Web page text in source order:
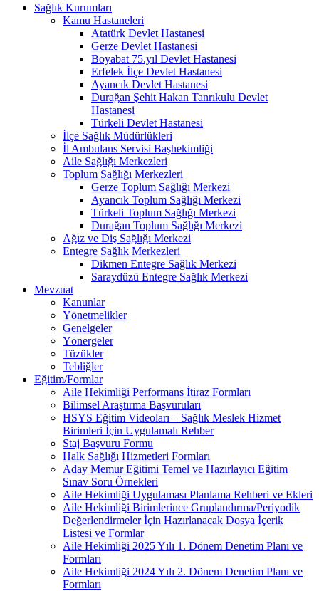
Sağlık Kurumları
Kamu Hastaneleri
Atatürk Devlet Hastanesi
Gerze Devlet Hastanesi
Boyabat 75.yıl Devlet Hastanesi
Erfelek İlçe Devlet Hastanesi
Ayancık Devlet Hastanesi
Durağan Şehit Hakan Tanrıkulu Devlet
Hastanesi
Türkeli Devlet Hastanesi
İlçe Sağlık Müdürlükleri
İl Ambulans Servisi Başhekimliği
Aile Sağlığı Merkezleri
Toplum Sağlığı Merkezleri
Gerze Toplum Sağlığı Merkezi
Ayancık Toplum Sağlığı Merkezi
Türkeli Toplum Sağlığı Merkezi
Durağan Toplum Sağlığı Merkezi
Ağız ve Diş Sağlığı Merkezi
Entegre Sağlık Merkezleri
Dikmen Entegre Sağlık Merkezi
Saraydüzü Entegre Sağlık Merkezi
Mevzuat
Kanunlar
Yönetmelikler
Genelgeler
Yönergeler
Tüzükler
Tebliğler
Eğitim/Formlar
Aile Hekimliği Performans İtiraz Formları
Bilimsel Araştırma Başvuruları
HSYS Eğitim Videoları – Sağlık Meslek Hizmet
Birimleri İçin Uygulamalı Rehber
Staj Başvuru Formu
Halk Sağlığı Hizmetleri Formları
Aday Memur Eğitimi Temel ve Hazırlayıcı Eğitim
Sınav Soru Örnekleri
Aile Hekimliği Uygulaması Planlama Rehberi ve Ekleri
Aile Hekimliği Birimlerince Gruplandırma/Periyodik
Değerlendirmeler İçin Hazırlanacak Dosya İçerik
Listesi ve Formlar
Aile Hekimliği 2025 Yılı 1. Dönem Denetim Planı ve
Formları
Aile Hekimliği 2024 Yılı 2. Dönem Denetim Planı ve
Formları